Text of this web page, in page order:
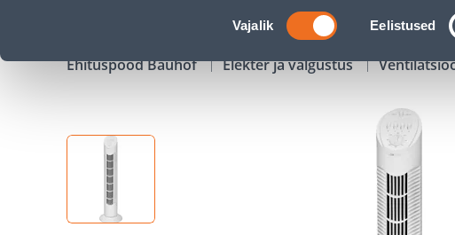
Nõusoleku
valik
Vajalik Eelistused
KAMPAANIAD
Ehituspood Bauhof Elekter ja valgustus